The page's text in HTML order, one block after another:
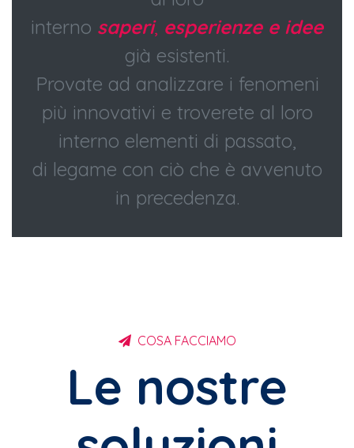
interno saperi, esperienze e idee
già esistenti.
Provate ad analizzare i fenomeni
più innovativi e troverete al loro
interno elementi di passato,
di legame con ciò che è avvenuto
in precedenza.
COSA FACCIAMO
Le nostre